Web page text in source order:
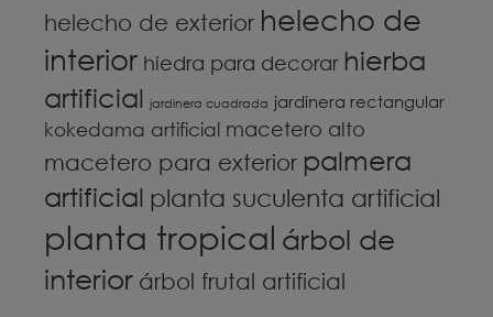
helecho de exterior helecho de
interior hiedra para decorar hierba
artificial jardinera cuadrada jardinera rectangular
kokedama artificial macetero alto
macetero para exterior palmera
artificial planta suculenta artificial
planta tropical árbol de
interior árbol frutal artificial